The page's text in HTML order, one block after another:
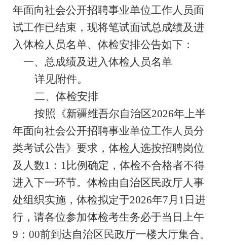
年面向社会公开招聘事业单位工作人员面
试工作已结束，现将笔试面试总成绩及进
入体检人员名单、体检安排公告如下：
一、总成绩及进入体检人员名单
详见附件。
二、体检安排
按照《新疆维吾尔自治区2026年上半
年面向社会公开招聘事业单位工作人员分
类考试公告》要求，体检人选按招聘岗位
及人数1 ： 1比例确定，体检不合格者不得
进入下一环节。体检由自治区民政厅人事
处组织实施，体检拟定于2026年7月 1 日进
行，请各位参加体检考生务必于当日上午
9 ： 00前到达自治区民政厅一楼大厅集合。